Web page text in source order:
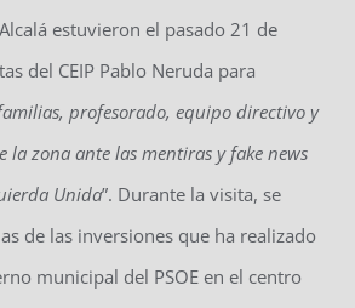
estuvieron el pasado 21 de
del CEIP Pablo Neruda para
profesorado, equipo directivo y
la zona ante las mentiras y fake news
Unida”. Durante la visita, se
de las inversiones que ha realizado
municipal del PSOE en el centro